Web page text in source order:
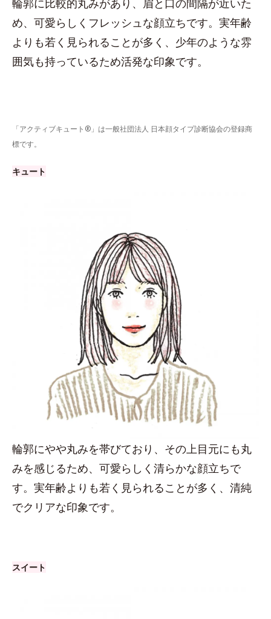
輪郭に比較的丸みがあり、眉と口の間隔が近いた
め、可愛らしくフレッシュな顔立ちです。実年齢
よりも若く見られることが多く、少年のような雰
囲気も持っているため活発な印象です。
「アクティブキュート®」は一般社団法人 日本顔タイプ診断協会の登録商
標です。
キュート
輪郭にやや丸みを帯びており、その上目元にも丸
みを感じるため、可愛らしく清らかな顔立ちで
す。実年齢よりも若く見られることが多く、清純
でクリアな印象です。
スイート